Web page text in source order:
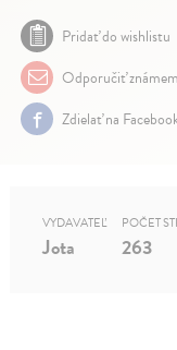
Pridať do wishlistu
Odporučiť
Zdielať na
VYDAVATEĽ
Jota
POČET
263